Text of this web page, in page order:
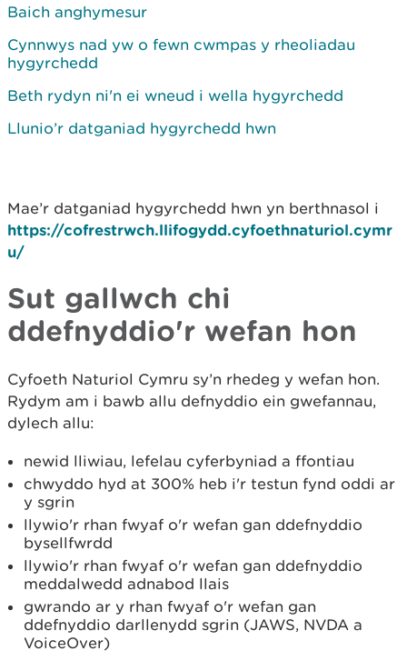
Baich anghymesur
Cynnwys nad yw o fewn cwmpas y rheoliadau
hygyrchedd
Beth rydyn ni'n ei wneud i wella hygyrchedd
Llunio’r datganiad hygyrchedd hwn
Mae’r datganiad hygyrchedd hwn yn berthnasol i
https://cofrestrwch.llifogydd.cyfoethnaturiol.cymr
u/
Sut gallwch chi
ddefnyddio'r wefan hon
Cyfoeth Naturiol Cymru sy’n rhedeg y wefan hon.
Rydym am i bawb allu defnyddio ein gwefannau,
dylech allu:
newid lliwiau, lefelau cyferbyniad a ffontiau
chwyddo hyd at 300% heb i'r testun fynd oddi ar
y sgrin
llywio'r rhan fwyaf o'r wefan gan ddefnyddio
bysellfwrdd
llywio'r rhan fwyaf o'r wefan gan ddefnyddio
meddalwedd adnabod llais
gwrando ar y rhan fwyaf o'r wefan gan
ddefnyddio darllenydd sgrin (JAWS, NVDA a
VoiceOver)